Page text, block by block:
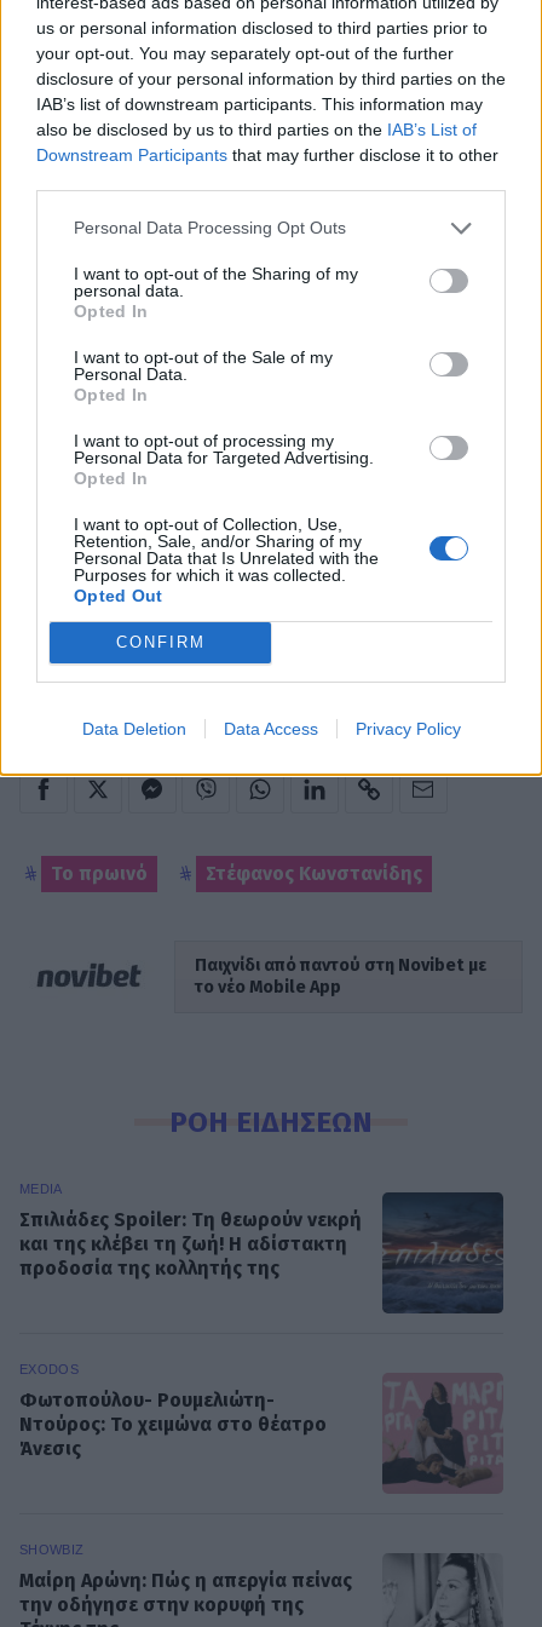
us or personal information disclosed to third parties prior to
your opt-out. You may separately opt-out of the further
disclosure of your personal information by third parties on the
IAB’s list of downstream participants. This information may
also be disclosed by us to third parties on the IAB’s List of
Downstream Participants that may further disclose it to other
Personal Data Processing Opt Outs
I want to opt-out of the Sharing of my
personal data.
Opted In
I want to opt-out of the Sale of my
Personal Data.
Opted In
I want to opt-out of processing my
Personal Data for Targeted Advertising.
Opted In
I want to opt-out of Collection, Use,
Retention, Sale, and/or Sharing of my
Personal Data that Is Unrelated with the
Purposes for which it was collected.
Opted Out
CONFIRM
Data Deletion Data Access Privacy Policy
Το πρωινό Στέφανος Κωνστανίδης
Παιχνίδι από παντού στη Novibet με
το νέο Mobile App
ΡΟΗ ΕΙΔΗΣΕΩΝ
MEDIA
Σπιλιάδες Spoiler: Τη θεωρούν νεκρή
και της κλέβει τη ζωή! Η αδίστακτη
προδοσία της κολλητής της
EXODOS
Φωτοπούλου- Ρουμελιώτη-
Ντούρος: Το χειμώνα στο θέατρο
Άνεσις
SHOWBIZ
Μαίρη Αρώνη: Πώς η απεργία πείνας
την οδήγησε στην κορυφή της